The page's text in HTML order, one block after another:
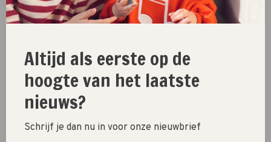
Clothes
Presents
Lifestyle
Shop the look
About us
Altijd als eerste op de
hoogte van het laatste
nieuws?
Schrijf je dan nu in voor onze nieuwbrief